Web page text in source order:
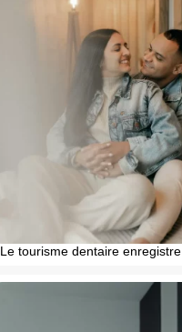
Le tourisme dentaire enregistre